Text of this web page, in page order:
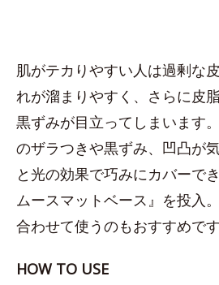
肌がテカりやすい人は過剰な
れが溜まりやすく、さらに皮
黒ずみが目立ってしまいます
のザラつきや黒ずみ、凹凸が
と光の効果で巧みにカバーで
ムースマットベース』を投入
合わせて使うのもおすすめです
HOW TO USE